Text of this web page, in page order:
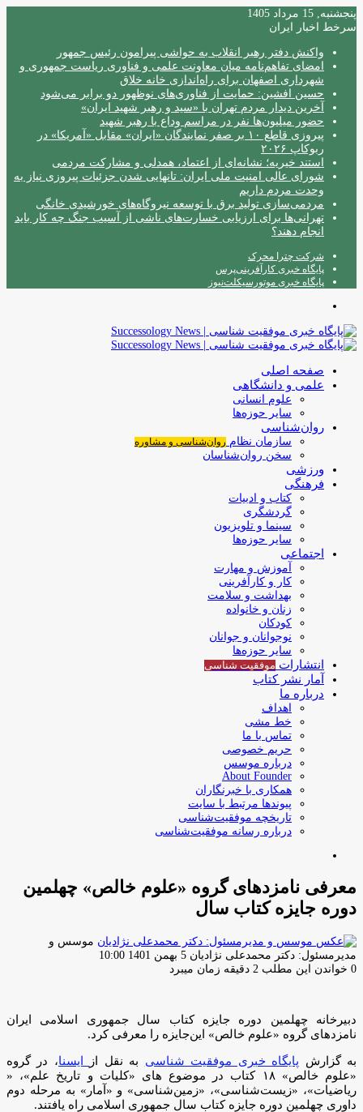
پنجشنبه, 15 مرداد 1405
سرخط اخبار ایران
واکنش دفتر رهبر انقلاب به حواشی پیرامون رئیس جمهور
امضای تفاهم‌نامه میان معاونت علمی و فناوری ریاست جمهوری و
شهرداری اصفهان برای راه‌اندازی خانه خلاق
حسین افشین: حمایت از فناوری‌های نوظهور دو برابر می‌شود
آخرین دیدار مردم تهران با «سید و رهبر شهید ایران»
حضور میلیون‌ها نفر در مراسم وداع با رهبر شهید
پیروزی قاطع ۱۰ بر صفر نمایندگان «ایران» مقابل «آمریکا» در
ربوکاپ ۲۰۲۶
استند خیریه؛ نشانه‌ای از اعتماد، همدلی و مشارکت مردمی
شورای عالی امنیت ملی ایران: تانهایی شدن جزئیات پیروزی نیاز به
وحدت مردم داریم
مردمی‌سازی تولید برق با توسعه نیروگاه‌های خورشیدی خانگی
تهرانی‌ها برای ارزیابی خسارت‌های ناشی از آسیب جنگ چه کار باید
انجام دهند؟
شرکت چترا محرک
پایگاه خبری کارآفرینی‌پرس
پایگاه خبری موتورسیکلت‌نیوز
صفحه اصلی
علمی و دانشگاهی
علوم انسانی
سایر حوزه‌ها
روان‌شناسی
سازمان نظام روان‌شناسی و مشاوره
سخن روان‌شناسان
ورزشی
فرهنگی
کتاب و ادبیات
گردشگری
سینما و تلویزیون
سایر حوزه‌ها
اجتماعی
آموزش و مهارت
کار و کارآفرینی
بهداشت و سلامت
زنان و خانواده
کودکان
نوجوانان و جوانان
سایر حوزه‌ها
انتشارات موفقیت‌ شناسی
آمار نشر کتاب
درباره ما
اهداف
خط مشی
تماس با ما
حریم خصوصی
درباره موسس
About Founder
همکاری با خبرنگاران
پیوندها مرتبط با سایت
تاریخچه موفقیت‌شناسی
درباره رسانه موفقیت‌شناسی
معرفی نامزدهای گروه «علوم خالص» چهلمین
دوره جایزه کتاب سال
موسس و
مدیرمسئول: دکتر محمدعلی نژادیان ارسال
ایمیل
5 بهمن 1401 10:00
0 خواندن این مطلب 2 دقیقه زمان میبرد
دبیرخانه چهلمین دوره جایزه کتاب سال جمهوری اسلامی ایران
نامزدهای گروه «علوم خالص» این‌جایزه را معرفی کرد.
به گزارش پایگاه خبری موفقیت شناسی به نقل از ایسنا، در گروه
«علوم خالص» ۱۸ کتاب در موضوع های «کلیات و تاریخ علم»، «
ریاضیات»، «زیست‌شناسی»، «زمین‌شناسی» و «آمار» به مرحله دوم
داوری چهلمین دوره جایزه کتاب سال جمهوری اسلامی راه یافتند.